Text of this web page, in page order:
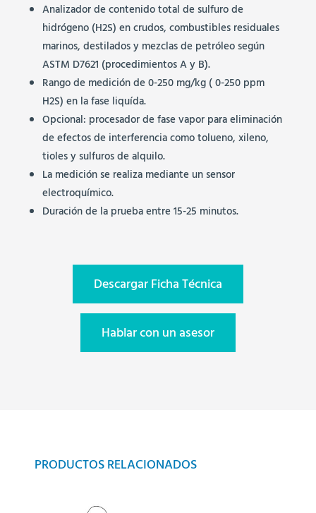
Analizador de contenido total de sulfuro de
hidrógeno (H2S) en crudos, combustibles residuales
marinos, destilados y mezclas de petróleo según
ASTM D7621 (procedimientos A y B).
Rango de medición de 0-250 mg/kg ( 0-250 ppm
H2S) en la fase liquída.
Opcional: procesador de fase vapor para eliminación
de efectos de interferencia como tolueno, xileno,
tioles y sulfuros de alquilo.
La medición se realiza mediante un sensor
electroquímico.
Duración de la prueba entre 15-25 minutos.
Descargar Ficha Técnica
Hablar con un asesor
PRODUCTOS RELACIONADOS